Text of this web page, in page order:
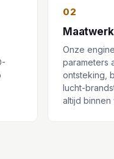
02
Onze
parameters
ontsteking,
lucht-
altijd binnen